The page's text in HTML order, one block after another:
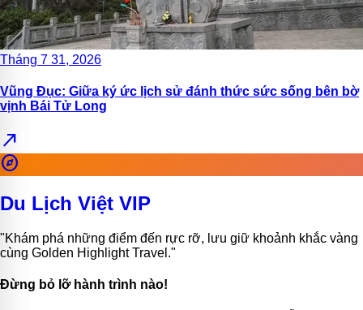
Tháng 7 31, 2026
Vũng Đục: Giữa ký ức lịch sử đánh thức sức sống bên bờ
vịnh Bái Tử Long
north_east
explore
Du Lịch Việt VIP
"Khám phá những điểm đến rực rỡ, lưu giữ khoảnh khắc vàng
cùng Golden Highlight Travel."
Đừng bỏ lỡ hành trình nào!